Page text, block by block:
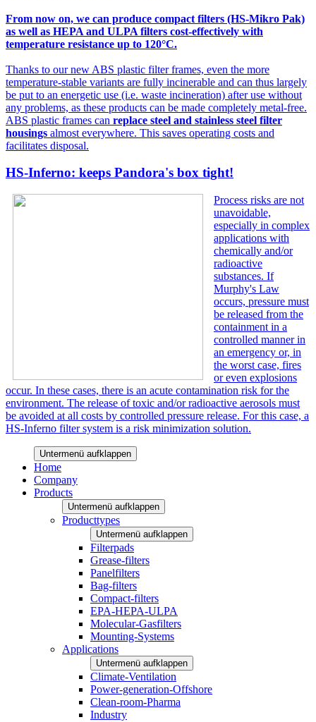
From now on, we can produce compact filters (HS-Mikro Pak)
as well as HEPA and ULPA filters cost-effectively with
temperature resistance up to 120°C.
Thanks to our new ABS plastic filter frames, even the more
temperature-stable variants are fully incinerable and can thus largely
be put to an energetic use (i.e. waste incineration) after use without
any problems, as these products can be made completely metal-free.
ABS plastic frames can replace steel and stainless steel filter
housings almost everywhere. This saves operating costs and
facilitates disposal.
HS-Inferno: keeps Pandora's box tight!
Process risks are not
unavoidable,
especially in complex
applications with
chemically and/or
radioactive
substances. If
Murphy's Law
occurs, pressure must
be released from the
containment in a
controlled manner in
an emergency or, in
the worst case, fires
or even explosions
occur. In these cases, there is an acute contamination risk for the
environment. The release of toxic and/or radioactive aerosols must
be avoided at all costs by controlled pressure release. For this case, a
HS-Inferno filter system is a risk minimization solution.
Untermenü aufklappen
Home
Company
Products
Untermenü aufklappen
Producttypes
Untermenü aufklappen
Filterpads
Grease-filters
Panelfilters
Bag-filters
Compact-filters
EPA-HEPA-ULPA
Molecular-Gasfilters
Mounting-Systems
Applications
Untermenü aufklappen
Climate-Ventilation
Power-generation-Offshore
Clean-room-Pharma
Industry